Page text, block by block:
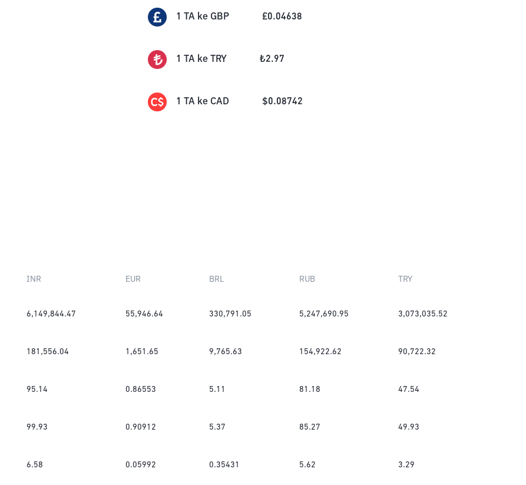
1 TA ke GBP £0.04638
1 TA ke TRY ₺2.97
1 TA ke CAD $0.08742
INR EUR BRL RUB TRY
6,149,844.47 55,946.64 330,791.05 5,247,690.95 3,073,035.52
181,556.04 1,651.65 9,765.63 154,922.62 90,722.32
95.14 0.86553 5.11 81.18 47.54
99.93 0.90912 5.37 85.27 49.93
6.58 0.05992 0.35431 5.62 3.29